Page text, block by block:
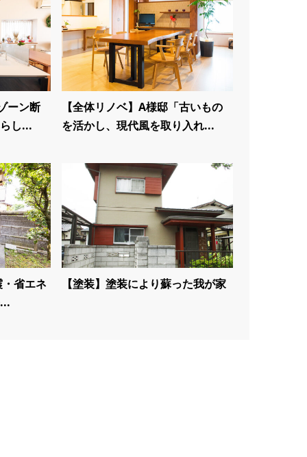
ーン断
し...
【全体リノベ】A様邸「古いもの
を活かし、現代風を取り入れ...
省エネ
【塗装】塗装により蘇った我が家